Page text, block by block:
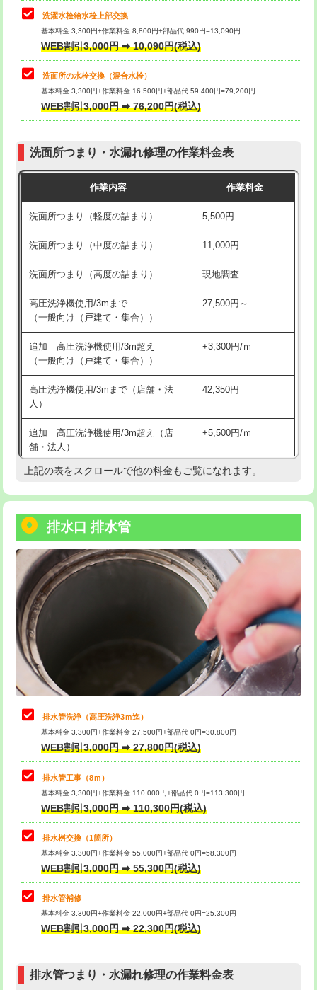
排水管工事（追加 排水管工事/3ｍ超
え）
マス交換（土の掘削・埋め戻し作業）
マス交換（深さ50㎝未満）
マス交換（深さ50㎝以上）
モルタル補修（厚さ10㎝まで） 27,500円
モルタル補修（厚さ10㎝超え） 38,500円
洗面台設置 38,500円
バスタブ設置 現場見積
追加人工 16,500円
廃棄・処分
※給水管工事は20mmまでの価格です。
交換・取付（タンク）
交換・取付(単水栓（壁付・デッキ
式）)
交換・取付(混合水栓（壁付・デッキ
式・ワンホール）)
16,500円+材料費
（P/S/ポップアップ））
交換・取付（その他部品） 11,000円+材料費
持込商品取付（単水栓） 13,200円
持込商品取付（混合水栓） 16,500円
持込商品取付（浄水器・分岐水栓） 16,500円
給水管工事※（ホール加工) 16,500円
給水管工事※（バンド止め)
給水管工事※（支持金具設置) 5,500円
給水管工事※（保温材使用（バンド止
め込み）)
5,500円
給水管工事※（土の掘削・埋め戻し作
業)
11,000円
給水管工事※（塩ビ管（VP・HI）使
用/3ｍまで)
用（追加）/3ｍ超え)
給水管工事※（ライニング鋼管・銅
管・ポリ管・HT管使用/3ｍまで)
44,000円
給水管工事※（ライニング鋼管・銅
管・ポリ管・HT管使用/3ｍ超え)
+8,800円
排水管工事（土の掘削・埋め戻し作
業）
11,000円~
排水管工事（排水管工事/3ｍまで） 55,000円
排水管工事（追加 排水管工事/3ｍ超
え）
マス交換（土の掘削・埋め戻し作業）
マス交換（深さ50㎝未満）
マス交換（深さ50㎝以上） 66,000円
コンクリート斫り（厚さ10㎝まで）
コンクリート斫り（厚さ10㎝超え）
モルタル補修（厚さ10㎝まで）
モルタル補修（厚さ10㎝超え）
追加人工 16,500円
洗濯水栓給水栓上部交換
基本料金 3,300円+作業料金 8,800円+部品代 990円=13,090円
WEB割引3,000円 ➡ 10,090円(税込)
洗面所の水栓交換（混合水栓）
基本料金 3,300円+作業料金 16,500円+部品代 59,400円=79,200円
WEB割引3,000円 ➡ 76,200円(税込)
洗面所つまり・水漏れ修理の作業料金表
作業内容 作業料金
洗面所つまり（軽度の詰まり） 5,500円
洗面所つまり（中度の詰まり） 11,000円
洗面所つまり（高度の詰まり） 現地調査
高圧洗浄機使用/3mまで
（一般向け（戸建て・集合））
27,500円～
追加 高圧洗浄機使用/3m超え
（一般向け（戸建て・集合））
+3,300円/ｍ
高圧洗浄機使用/3mまで（店舗・法
人）
42,350円
追加 高圧洗浄機使用/3m超え（店
舗・法人）
+5,500円/ｍ
高度高圧洗浄換 現地調査
トーラー機使用/3mまで
追加トーラー機使用/3m超え +3,300円
カメラ調査 33,000円
桝清掃 8,800円
止水・漏水調査・防水処理・清掃・修
理・調整・分解・加工など（軽作業）
11,000円
止水・漏水調査・防水処理・清掃・修
理・調整・分解・加工など（中作業）
22,000円
止水・漏水調査・防水処理・清掃・修
理・調整・分解・加工など（重作業）
33,000円
その他部品の脱着
交換・取付（タンク） 22,000円+材料費
交換・取付(単水栓（壁付・デッキ
式）)
交換・取付(混合水栓（壁付・デッキ
式・ワンホール）)
16,500円+材料費
交換・取付(排水栓・排水トラップ
交換・取付（その他部品） 11,000円+材料費
上記の表をスクロールで他の料金もご覧になれます。
排水口 排水管
排水管洗浄（高圧洗浄3ｍ迄）
基本料金 3,300円+作業料金 27,500円+部品代 0円=30,800円
WEB割引3,000円 ➡ 27,800円(税込)
排水管工事（8ｍ）
基本料金 3,300円+作業料金 110,000円+部品代 0円=113,300円
WEB割引3,000円 ➡ 110,300円(税込)
排水桝交換（1箇所）
基本料金 3,300円+作業料金 55,000円+部品代 0円=58,300円
WEB割引3,000円 ➡ 55,300円(税込)
排水管補修
基本料金 3,300円+作業料金 22,000円+部品代 0円=25,300円
WEB割引3,000円 ➡ 22,300円(税込)
排水管つまり・水漏れ修理の作業料金表